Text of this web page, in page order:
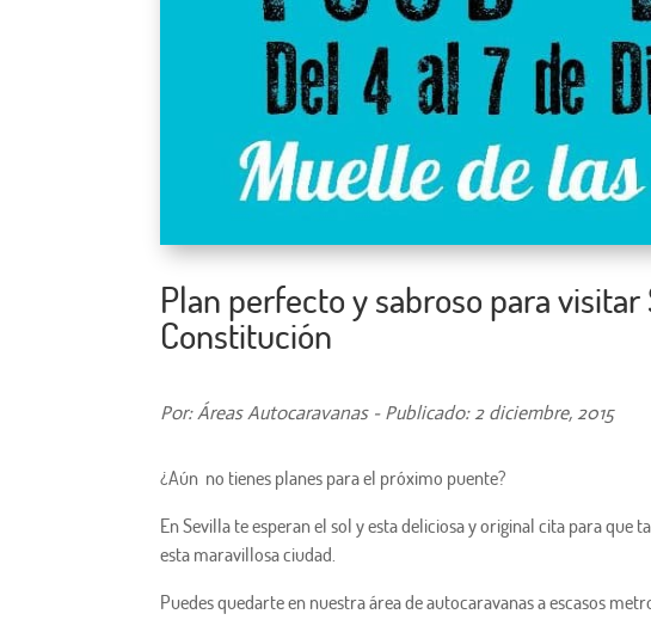
Plan perfecto y sabroso para
Constitución
Por: Áreas Autocaravanas - Publicado: 2 diciembre, 2015
¿Aún no tienes planes para el próximo puente?
En Sevilla te esperan el sol y esta deliciosa y original cita para
esta maravillosa ciudad.
Puedes quedarte en nuestra área de autocaravanas a escasos